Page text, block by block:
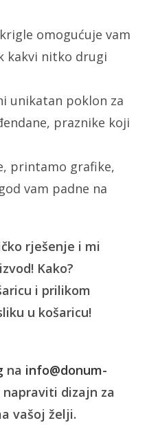
omogućuje vam
kakvi nitko drugi
unikatan poklon za
praznike koji
printamo grafike,
vam padne na
rješenje i mi
Kako?
i prilikom
u košaricu!
na info@donum-
napraviti dizajn za
vašoj želji.